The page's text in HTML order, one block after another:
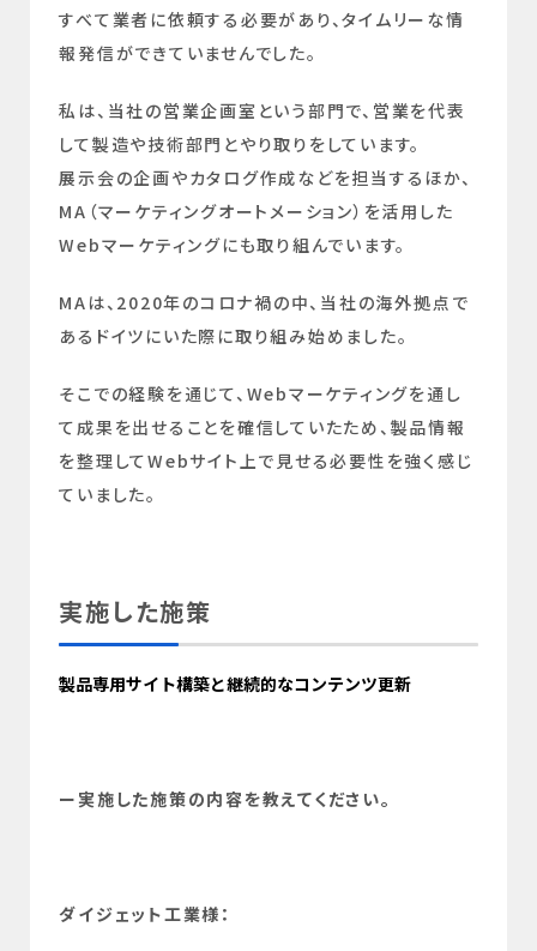
すべて業者に依頼する必要があり、タイムリーな情
報発信ができていませんでした。
私は、当社の営業企画室という部門で、営業を代表
して製造や技術部門とやり取りをしています。
展示会の企画やカタログ作成などを担当するほか、
MA（マーケティングオートメーション）を活用した
Webマーケティングにも取り組んでいます。
MAは、2020年のコロナ禍の中、当社の海外拠点で
あるドイツにいた際に取り組み始めました。
そこでの経験を通じて、Webマーケティングを通し
て成果を出せることを確信していたため、製品情報
を整理してWebサイト上で見せる必要性を強く感じ
ていました。
実施した施策
製品専用サイト構築と継続的なコンテンツ更新
ー実施した施策の内容を教えてください。
ダイジェット工業様：